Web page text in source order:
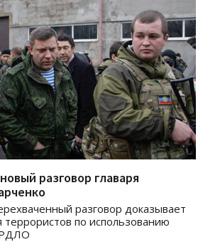
разговор главаря
разговор доказывает
по использованию